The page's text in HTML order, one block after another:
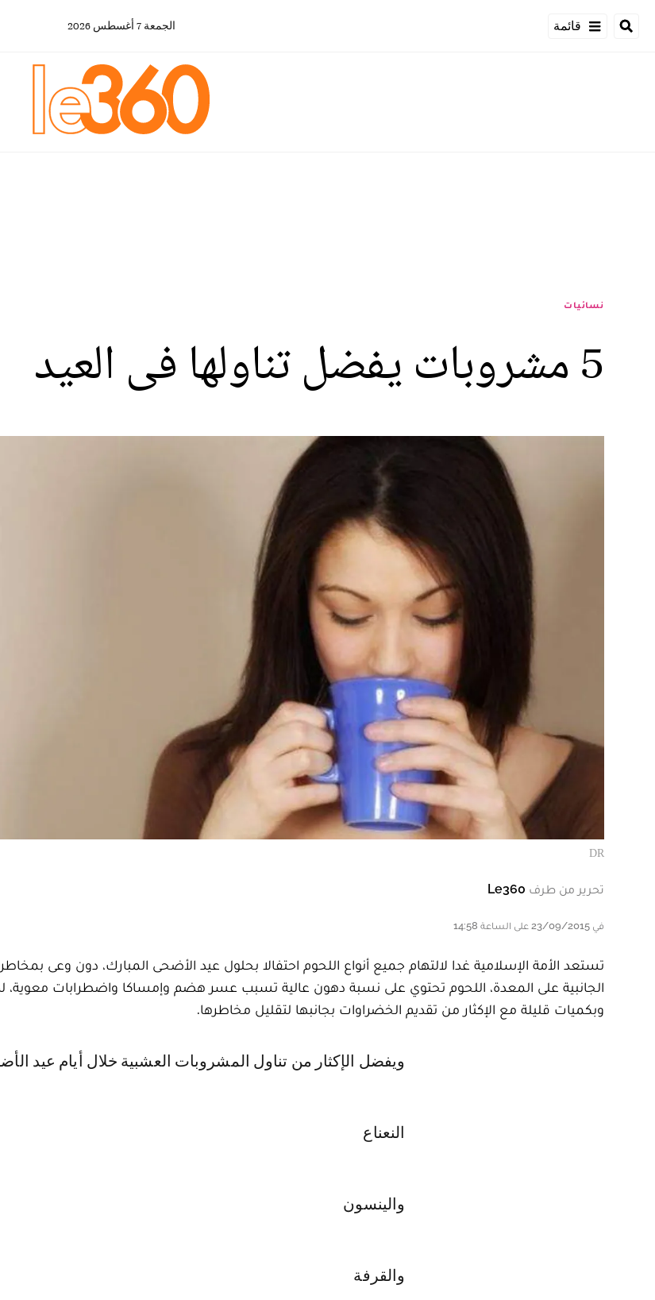
قائمة الجمعة 7 أغسطس 2026
نسائيات
5 مشروبات يفضل تناولها فى العيد
DR
تحرير من طرف Le360
في 23/09/2015 على الساعة 14:58
تستعد الأمة الإسلامية غدا لالتهام جميع أنواع اللحوم احتفالا بحلول عيد الأضحى المبارك، دون وعى بمخاطر
الجانبية على المعدة، اللحوم تحتوي على نسبة دهون عالية تسبب عسر هضم وإمساكا واضطرابات معوية،
وبكميات قليلة مع الإكثار من تقديم الخضراوات بجانبها لتقليل مخاطرها.
ويفضل الإكثار من تناول المشروبات العشبية خلال أيام عيد
النعناع
والينسون
والقرفة